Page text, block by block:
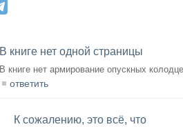
В книге нет одной страницы
В книге нет армирование опускных
ответить
К сожалению, это всё, что